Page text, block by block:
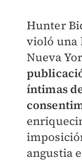
Hunter
violó una
Nueva
íntimas
angustia